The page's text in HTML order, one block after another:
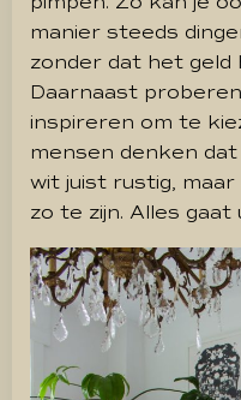
manier steeds
zonder dat het
Daarnaast
inspireren om te
mensen denken
wit juist rustig,
zo te zijn. Alles gaat